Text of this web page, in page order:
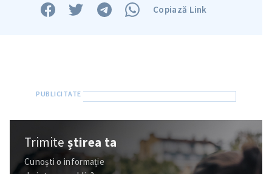
Copiază Link
Trimiteștirea ta
Cunoști o informație